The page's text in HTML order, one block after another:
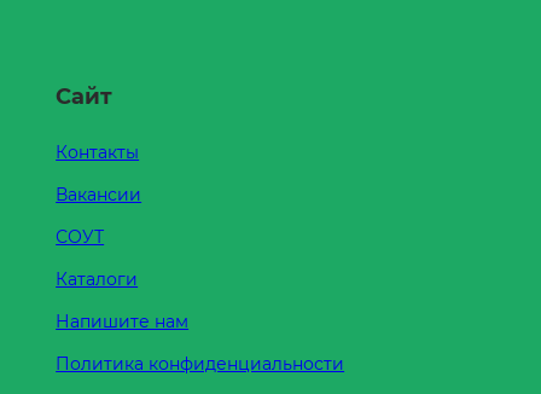
Сайт
Контакты
Вакансии
СОУТ
Каталоги
Напишите нам
Политика конфиденциальности